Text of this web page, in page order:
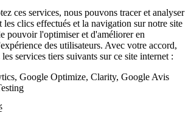
ces services, nous pouvons tracer et analyser
les clics effectués et la navigation sur notre site
pouvoir l'optimiser et d'améliorer en
des utilisateurs. Avec votre accord,
services tiers suivants sur ce site internet :
Google Optimize, Clarity, Google Avis